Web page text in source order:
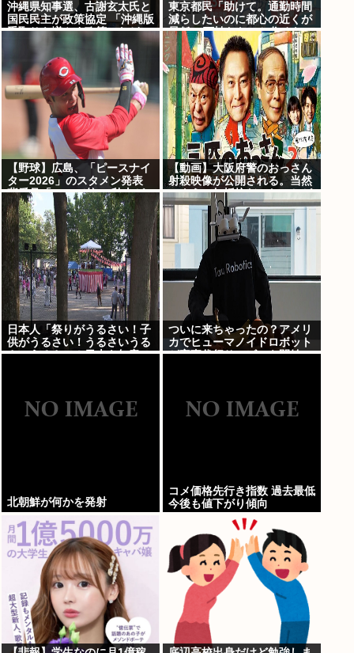
沖縄県知事選、古謝玄太氏と
国民民主が政策協定 「沖縄版
手取りを増やす政策」など5
東京都民「助けて。通勤時間
減らしたいのに都心の近くが
最低10万払わないと住めない
の」
【野球】広島、「ピースナイ
ター2026」のスタメン発表
背番号「86」で統一 秋山が
カープ移籍後初の4番 小園は
6番
【動画】大阪府警のおっさん
射殺映像が公開される。当然
のように無抵抗だったことが
発覚
日本人「祭りがうるさい！子
供がうるさい！うるさいうる
さいうるさい！日本を無音の
ついに来ちゃったの？アメリ
カでヒューマノイドロボット
が家事代行サービスを開始
北朝鮮が何かを発射
コメ価格先行き指数 過去最低
今後も値下がり傾向